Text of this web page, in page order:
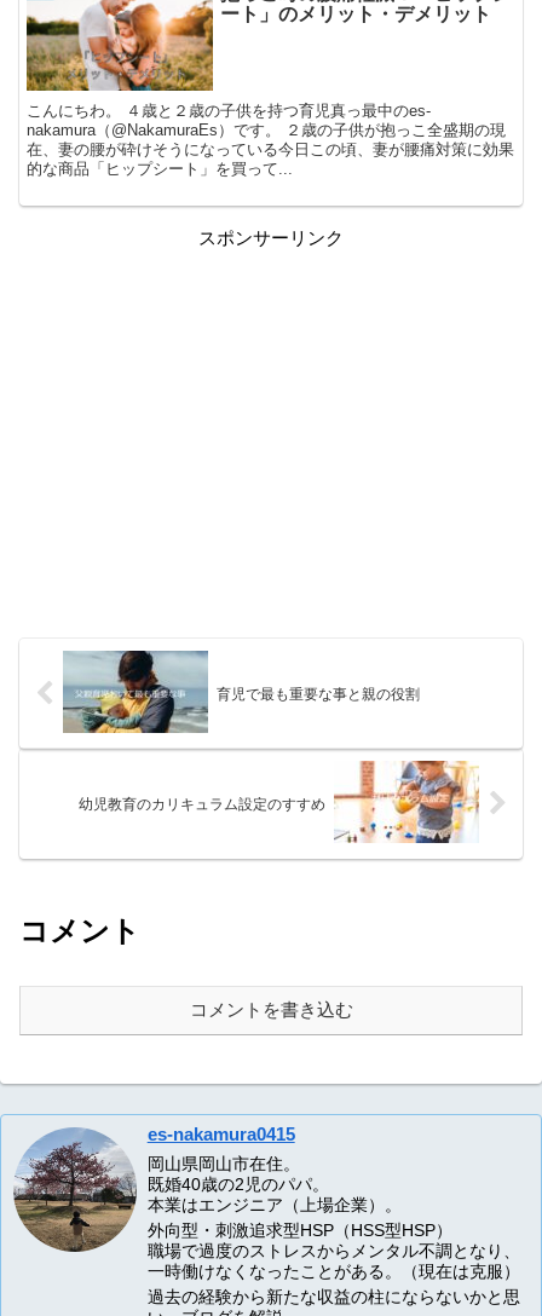
ート」のメリット・デメリット
こんにちわ。 ４歳と２歳の子供を持つ育児真っ最中のes-
nakamura（@NakamuraEs）です。 ２歳の子供が抱っこ全盛期の現
在、妻の腰が砕けそうになっている今日この頃、妻が腰痛対策に効果
的な商品「ヒップシート」を買って...
スポンサーリンク
育児で最も重要な事と親の役割
幼児教育のカリキュラム設定のすすめ
コメント
コメントを書き込む
es-nakamura0415
岡山県岡山市在住。
既婚40歳の2児のパパ。
本業はエンジニア（上場企業）。
外向型・刺激追求型HSP（HSS型HSP）
職場で過度のストレスからメンタル不調となり、
一時働けなくなったことがある。（現在は克服）
過去の経験から新たな収益の柱にならないかと思